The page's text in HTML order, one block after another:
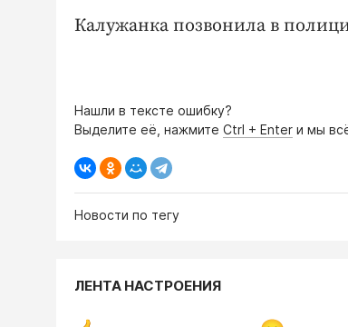
Калужанка позвонила в
Нашли в тексте ошибку?
Выделите её, нажмите Ctrl + Enter и мы
Новости по тегу
ЛЕНТА НАСТРОЕНИЯ